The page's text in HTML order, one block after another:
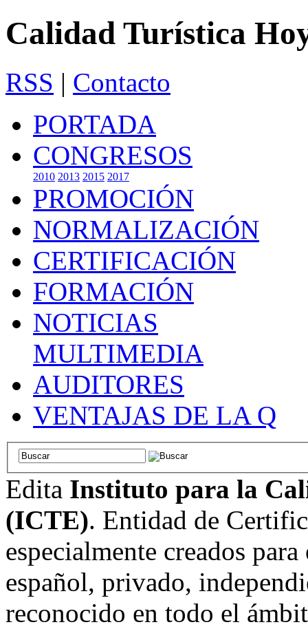
Calidad Turística
RSS | Contacto
PORTADA
CONGRESOS
2010 2013 2015 2017
PROMOCIÓN
NORMALIZACIÓN
CERTIFICACIÓN
FORMACIÓN
NOTICIAS
MULTIMEDIA
AUDITORES
VENTAJAS DE LA Q
Edita Instituto para la
(ICTE). Entidad de
especialmente creados
español, privado,
reconocido en todo el